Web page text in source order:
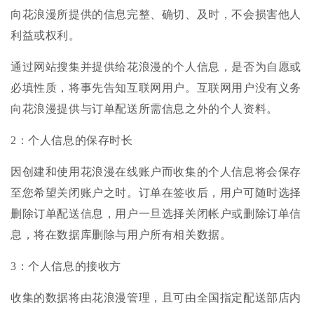
向花浪漫所提供的信息完整、确切、及时，不会损害他人
利益或权利。
通过网站搜集并提供给花浪漫的个人信息，是否为自愿或
必填性质，将事先告知互联网用户。互联网用户没有义务
向花浪漫提供与订单配送所需信息之外的个人资料。
2：个人信息的保存时长
因创建和使用花浪漫在线账户而收集的个人信息将会保存
至您希望关闭账户之时。订单在签收后，用户可随时选择
删除订单配送信息，用户一旦选择关闭帐户或删除订单信
息，将在数据库删除与用户所有相关数据。
3：个人信息的接收方
收集的数据将由花浪漫管理，且可由全国指定配送部店内